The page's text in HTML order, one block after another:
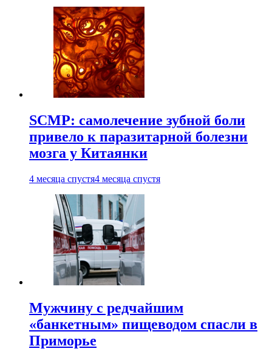
SCMP: самолечение зубной боли
привело к паразитарной болезни
мозга у Китаянки
4 месяца спустя4 месяца спустя
Мужчину с редчайшим
«банкетным» пищеводом спасли в
Приморье